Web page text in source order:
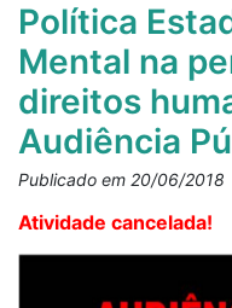
Política
Mental na
direitos
Audiência
Publicado em 20/06/2018
Atividade cancelada!